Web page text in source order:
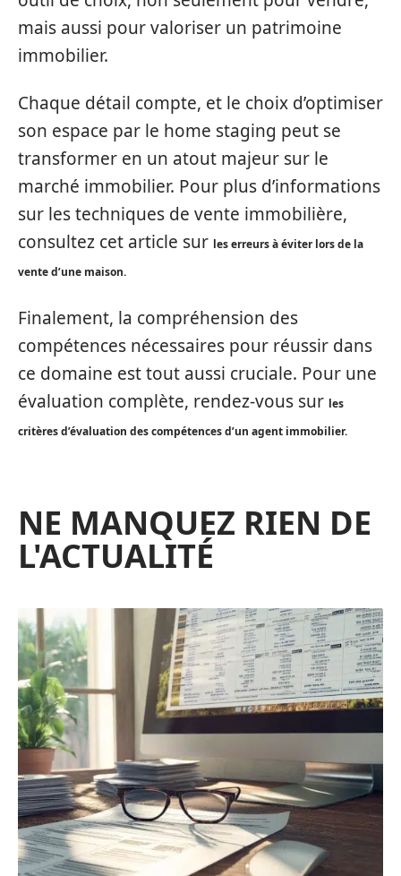
mais aussi pour valoriser un patrimoine
immobilier.
Chaque détail compte, et le choix d’optimiser
son espace par le home staging peut se
transformer en un atout majeur sur le
marché immobilier. Pour plus d’informations
sur les techniques de vente immobilière,
consultez cet article sur les erreurs à éviter lors de la
vente d’une maison.
Finalement, la compréhension des
compétences nécessaires pour réussir dans
ce domaine est tout aussi cruciale. Pour une
évaluation complète, rendez-vous sur les
critères d’évaluation des compétences d’un agent immobilier.
NE MANQUEZ RIEN DE
L'ACTUALITÉ